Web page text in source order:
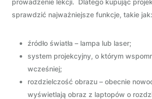
prowadzenie lekcji. Dlatego kupując
sprawdzić najważniejsze funkcje, takie jak:
źródło światła – lampa lub laser;
system projekcyjny, o którym
wcześniej;
rozdzielczość obrazu – obecnie
wyświetlają obraz z laptopów o